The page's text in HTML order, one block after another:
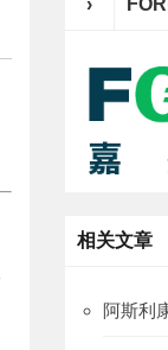
›
相关文章
阿斯利